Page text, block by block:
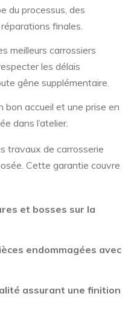
du processus, des
finales.
meilleurs carrossiers
les délais
gêne supplémentaire.
bon accueil et une prise en
dans l’atelier.
travaux de carrosserie
Cette garantie couvre
et bosses sur la
endommagées avec
assurant une finition